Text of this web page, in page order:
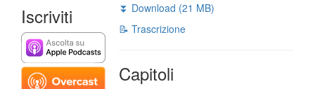
Iscriviti
⏬ Download (21 MB)
📝 Trascrizione
Capitoli